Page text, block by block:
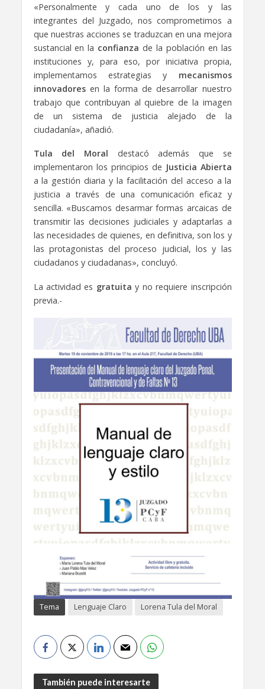
«Personalmente y cada uno de los y las
integrantes del Juzgado, nos comprometimos a
que nuestras acciones se traduzcan en una mejora
sustancial en la confianza de la población en las
instituciones y, para eso, por iniciativa propia,
implementamos estrategias y mecanismos
innovadoresen la forma de desarrollar nuestro
trabajo que contribuyan al quiebre de la imagen
de un sistema de justicia alejado de la
ciudadanía», añadió.
Tula del Moral destacó además que se
implementaron los principios de Justicia Abierta
a la gestión diaria y la facilitación del acceso a la
justicia a través de una comunicación eficaz y
sencilla. «Buscamos desarmar formas arcaicas de
transmitir las decisiones judiciales y adaptarlas a
las necesidades de quienes, en definitiva, son los y
las protagonistas del proceso judicial, los y las
ciudadanos y ciudadanas», concluyó.
La actividad es gratuita y no requiere inscripción
previa.-
Tema Lenguaje Claro Lorena Tula del Moral
También puede interesarte